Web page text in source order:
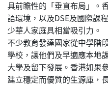
具前瞻性的「垂直布局」。
語環境，以及DSE及國際課
少華人家庭具相當吸引力。
不少教育發達國家從中學階
學校，讓他們及早適應本地
大學及留下發展。香港如果
建立穩定而優質的生源庫，